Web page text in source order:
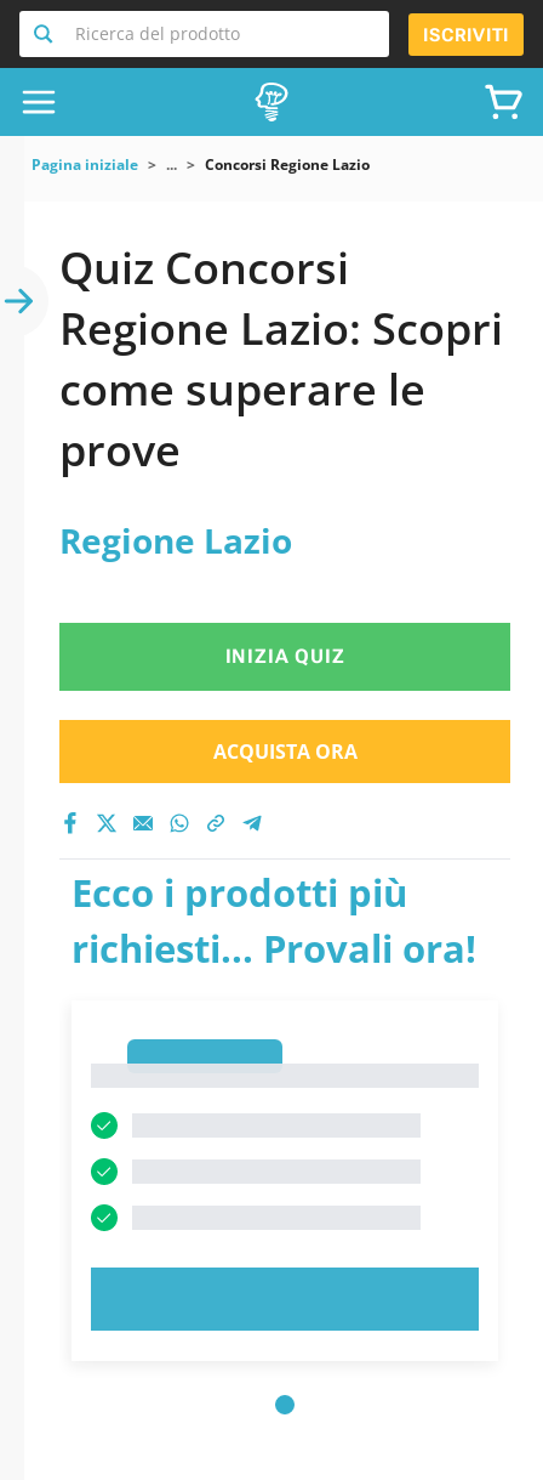
Ricerca del prodotto ISCRIVITI
Pagina iniziale ... Concorsi Regione Lazio
Quiz Concorsi
Regione Lazio: Scopri
come superare le
prove
Regione Lazio
INIZIA QUIZ
ACQUISTA ORA
Ecco i prodotti più
richiesti... Provali ora!